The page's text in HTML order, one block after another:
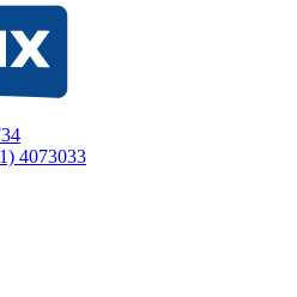
4073033